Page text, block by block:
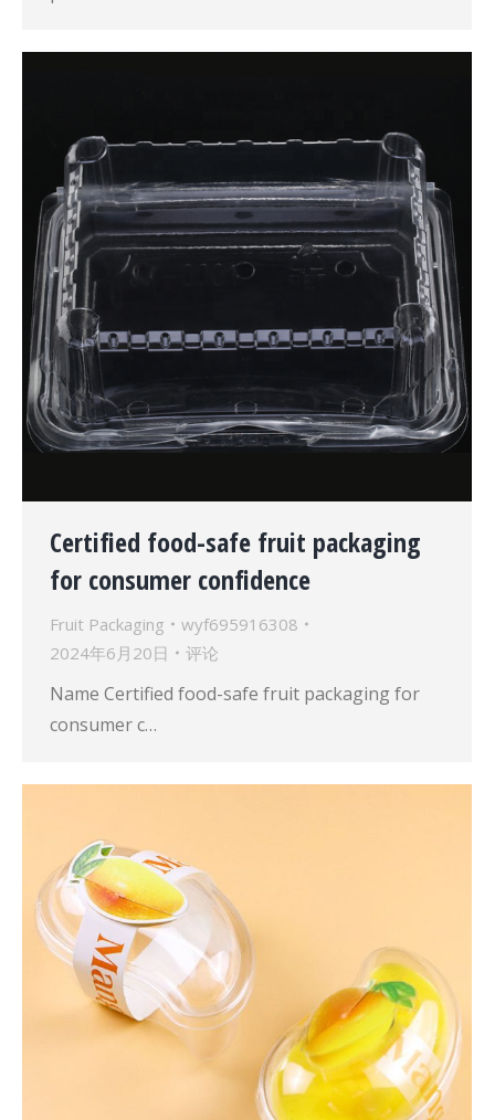
Certified food-safe fruit packaging
for consumer confidence
Fruit Packaging
wyf695916308
2024年6月20日
评论
Name Certified food-safe fruit packaging for
consumer c…